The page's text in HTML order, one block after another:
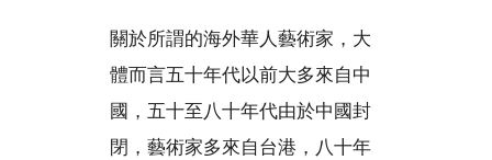
關於所謂的海外華人藝術家，大
體而言五十年代以前大多來自中
國，五十至八十年代由於中國封
閉，藝術家多來自台港，八十年